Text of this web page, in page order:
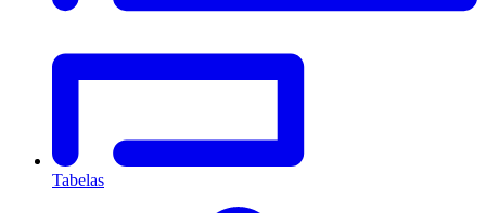
Tabelas